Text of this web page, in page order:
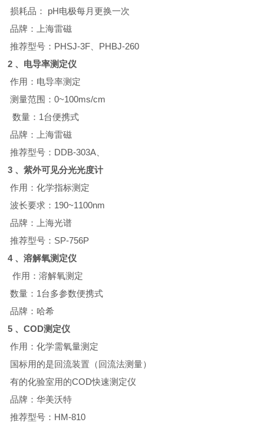
损耗品：
pH电极每月更换一次
品牌：上海雷磁
推荐型号： PHSJ-3F
PHBJ-260
2 、 电导率测定仪
作用：电导率测定
测量范围：0~100ms/cm
数量： 1台便携式
品牌：上海雷磁
推荐型号： DDB-303A
3 、紫外可见分光光度计
作用：化学指标测定
波长要求： 190~1100nm
品牌：上海光谱
推荐型号： SP-756P
4 、溶解氧测定仪
作用：溶解氧测定
数量： 1台多参数便携式
品牌：哈希
5 、COD测定仪
作用：化学需氧量测定
国标用的是回流装置（回流法测量）
有的化验室用的COD快速测定仪
品牌：华美沃特
推荐型号： HM-810